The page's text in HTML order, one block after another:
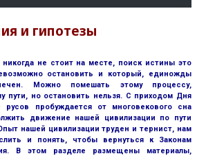
и гипотезы
не стоит на месте, поиск истины это
остановить и который, единожды
Можно помешать этому процессу,
пути, но остановить нельзя. С приходом Дня
пробуждается от многовекового сна
движение нашей цивилизации по пути
нашей цивилизации труден и тернист, нам
и понять, чтобы вернуться к Законам
В этом разделе размещены материалы,